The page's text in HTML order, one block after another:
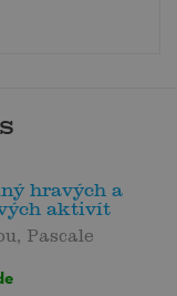
hravých a
aktivít
Pascale